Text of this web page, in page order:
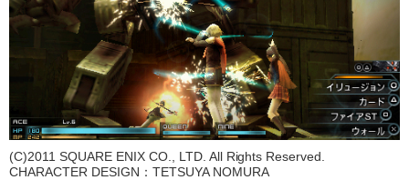
(C)2011 SQUARE ENIX CO., LTD. All Rights Reserved.
CHARACTER DESIGN：TETSUYA NOMURA